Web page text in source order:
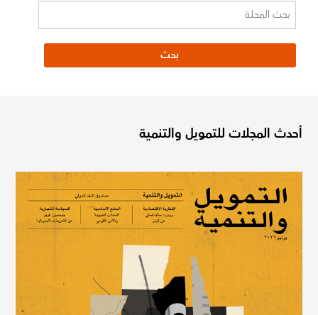
أحدث المجلات للتمويل والتنمية